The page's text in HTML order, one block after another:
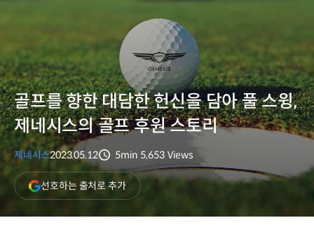
골프를 향한 대담한 헌신을 담아 풀 스윙,
제네시스의 골프 후원 스토리
제네시스2023.05.12
분량
5min
조회수
5,653 Views
선호하는 출처로 추가(새
창
열림)